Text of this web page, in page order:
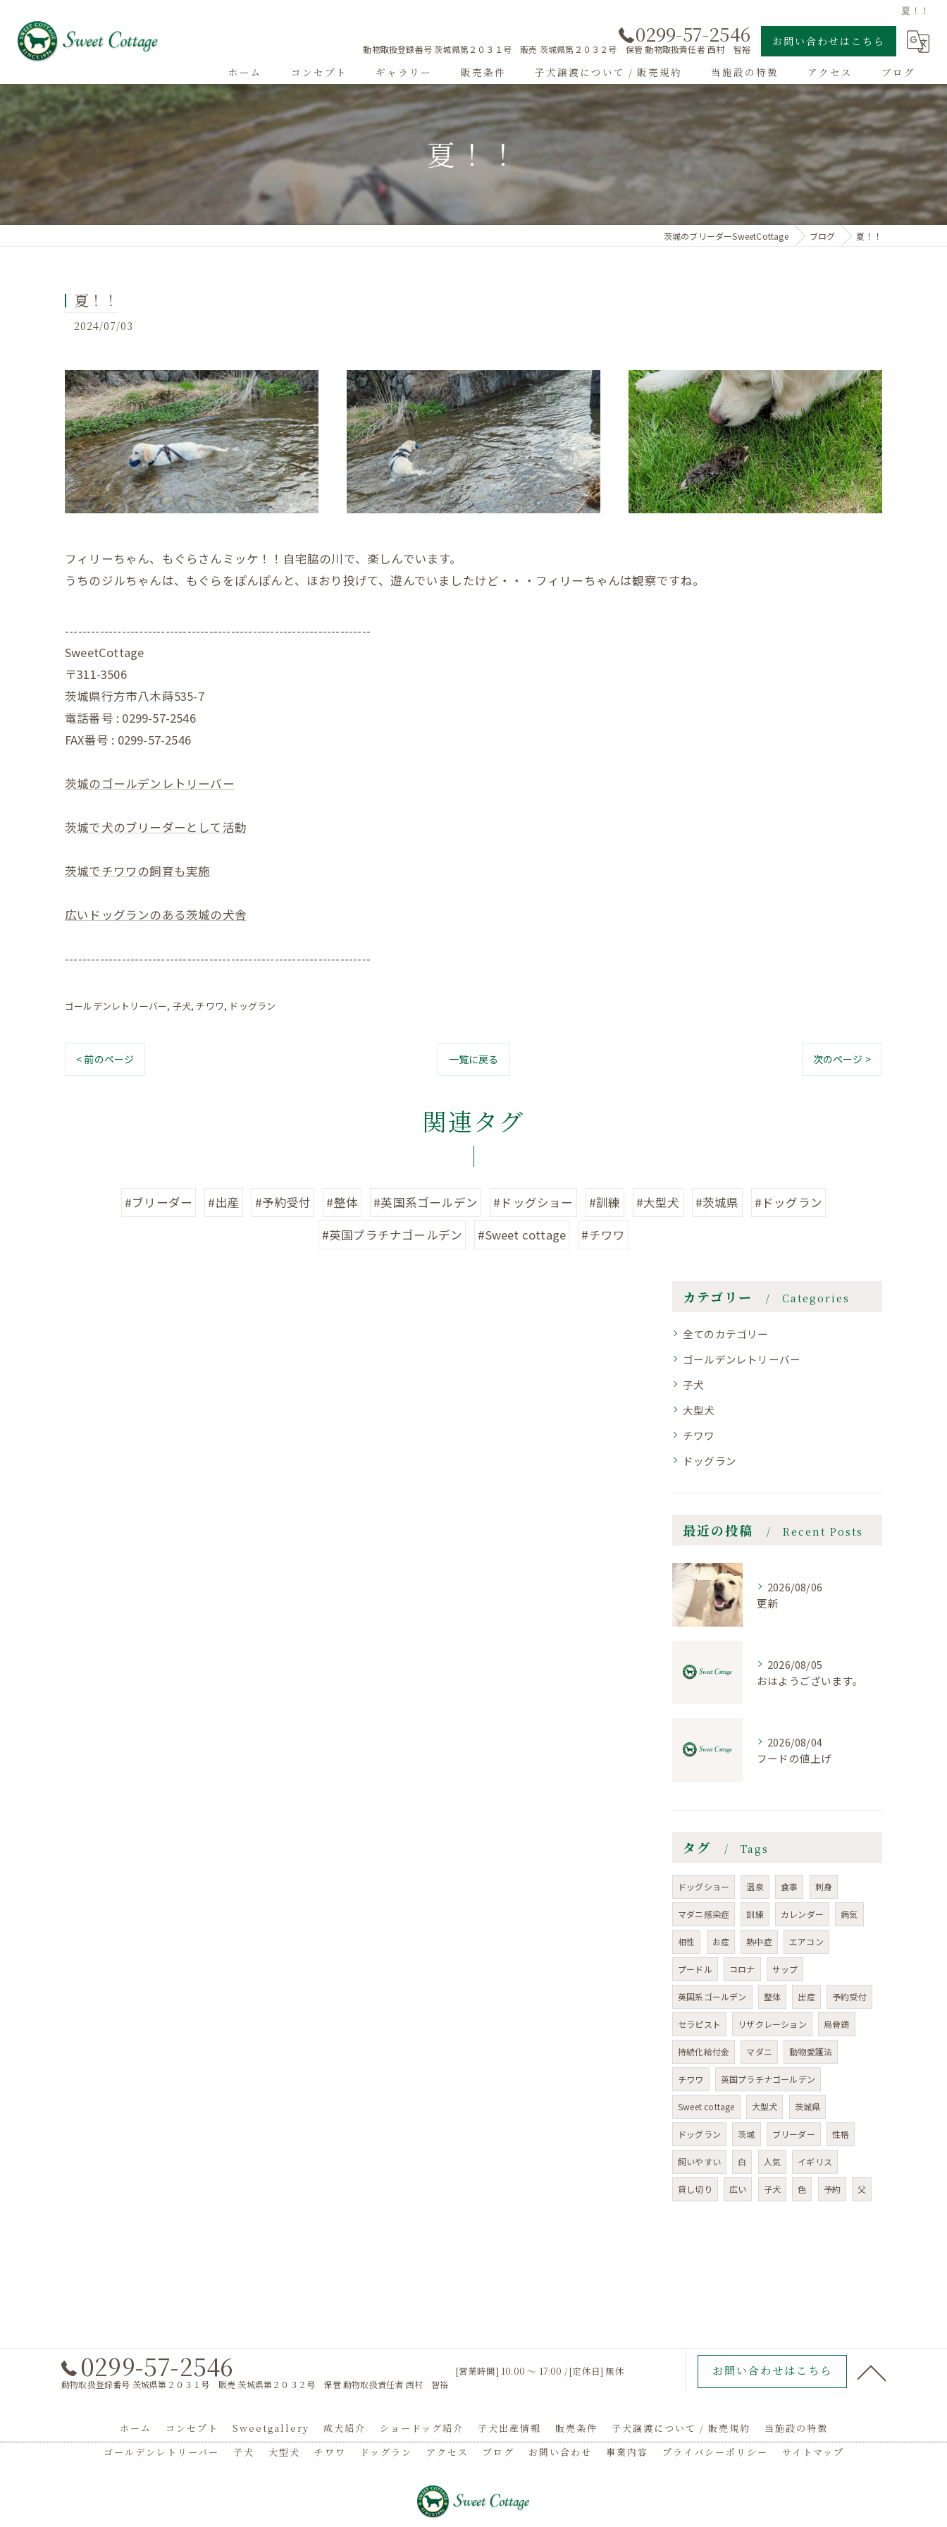
夏！！
0299-57-2546
動物取扱登録番号 茨城県第２０３１号 販売 茨城県第２０３２号 保管 動物取扱責任者 西村 智裕
お問い合わせはこちら
ホーム コンセプト ギャラリー
Sweetgallery
ショードッグ紹介
子犬出産情報
販売条件 子犬譲渡について / 販売規約 当施設の特徴
ゴールデンレトリーバー
子犬
チワワ
ドッグラン
アクセス ブログ
夏！！
茨城のブリーダーSweetCottage ブログ 夏！！
夏！！
2024/07/03
フィリーちゃん、もぐらさんミッケ！！自宅脇の川で、楽しんでいます。
うちのジルちゃんは、もぐらをぽんぽんと、ほおり投げて、遊んでいましたけど・・・フィリーちゃんは観察ですね。
----------------------------------------------------------------------
SweetCottage
〒311-3506
茨城県行方市八木蒔535-7
電話番号 : 0299-57-2546
FAX番号 : 0299-57-2546
茨城のゴールデンレトリーバー
茨城で犬のブリーダーとして活動
茨城でチワワの飼育も実施
広いドッグランのある茨城の犬舎
----------------------------------------------------------------------
ゴールデンレトリーバー 子犬 チワワ ドッグラン
< 前のページ 一覧に戻る 次のページ >
関連タグ
#ブリーダー #出産 #予約受付 #整体 #英国系ゴールデン #ドッグショー #訓練 #大型犬 #茨城県
#ドッグラン
#英国プラチナゴールデン
#Sweet cottage #チワワ
カテゴリー Categories
全てのカテゴリー
ゴールデンレトリーバー
子犬
大型犬
チワワ
ドッグラン
最近の投稿 Recent Posts
2026/08/06
更新
2026/08/05
おはようございます。
2026/08/04
フードの値上げ
タグ Tags
ドッグショー 温泉 食事 刺身
マダニ感染症 訓練 カレンダー 病気
相性 お産 熱中症 エアコン
プードル コロナ サップ
英国系ゴールデン 整体 出産 予約受付
セラピスト リザクレーション 烏骨鶏
持続化給付金 マダニ 動物愛護法
チワワ 英国プラチナゴールデン
Sweet cottage 大型犬 茨城県
ドッグラン 茨城 ブリーダー 性格
飼いやすい 白 人気 イギリス
貸し切り 広い 子犬 色 予約 父
0299-57-2546
動物取扱登録番号 茨城県第２０３１号 販売 茨城県第２０３２号 保管 動物取扱責任者 西村 智裕
[営業時間] 10:00 〜 17:00 / [定休日] 無休 お問い合わせはこちら
ホーム コンセプト Sweetgallery 成犬紹介 ショードッグ紹介 子犬出産情報 販売条件 子犬譲渡について / 販売規約
当施設の特徴
ゴールデンレトリーバー
子犬 大型犬 チワワ ドッグラン アクセス ブログ お問い合わせ 事業内容 プライバシーポリシー サイトマップ